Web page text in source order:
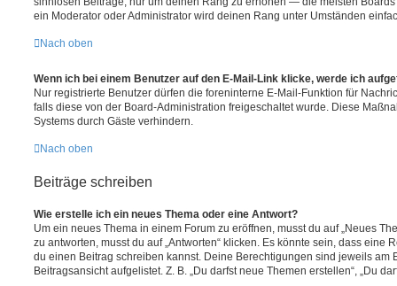
ein Moderator oder Administrator wird deinen Rang unter Umständen
Nach oben
Wenn ich bei einem Benutzer auf den E-Mail-Link klicke, werde ich
Nur registrierte Benutzer dürfen die foreninterne E-Mail-Funktion für
falls diese von der Board-Administration freigeschaltet wurde. Diese
Systems durch Gäste verhindern.
Nach oben
Beiträge schreiben
Wie erstelle ich ein neues Thema oder eine Antwort?
Um ein neues Thema in einem Forum zu eröffnen, musst du auf „Neues
zu antworten, musst du auf „Antworten“ klicken. Es könnte sein, dass eine
du einen Beitrag schreiben kannst. Deine Berechtigungen sind jeweils am
Beitragsansicht aufgelistet. Z. B. „Du darfst neue Themen erstellen“, „Du